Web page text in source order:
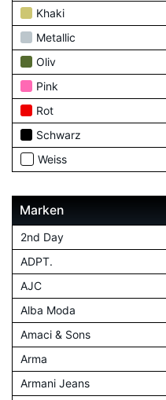
Khaki
Metallic
Oliv
Pink
Rot
Schwarz
Weiss
Marken
2nd Day
ADPT.
AJC
Alba Moda
Amaci & Sons
Arma
Armani Jeans